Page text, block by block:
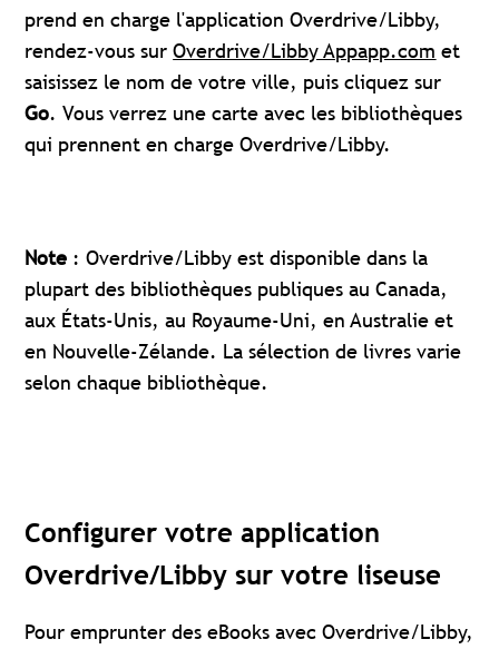
prend en charge l'application Overdrive/Libby,
rendez-vous surOverdrive/Libby Appapp.com et
saisissez le nom de votre ville, puis cliquez sur
Go. Vous verrez une carte avec les bibliothèques
qui prennent en charge Overdrive/Libby.
Note : Overdrive/Libby est disponible dans la
plupart des bibliothèques publiques au Canada,
aux États-Unis, au Royaume-Uni, en Australie et
en Nouvelle-Zélande. La sélection de livres varie
selon chaque bibliothèque.
Configurer votre application
Overdrive/Libby sur votre liseuse
Pour emprunter des eBooks avec Overdrive/Libby,